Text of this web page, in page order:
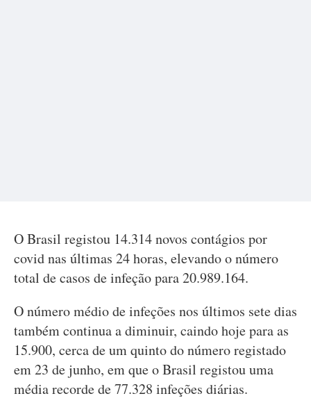
O Brasil registou 14.314 novos contágios por
covid nas últimas 24 horas, elevando o número
total de casos de infeção para 20.989.164.
O número médio de infeções nos últimos sete dias
também continua a diminuir, caindo hoje para as
15.900, cerca de um quinto do número registado
em 23 de junho, em que o Brasil registou uma
média recorde de 77.328 infeções diárias.